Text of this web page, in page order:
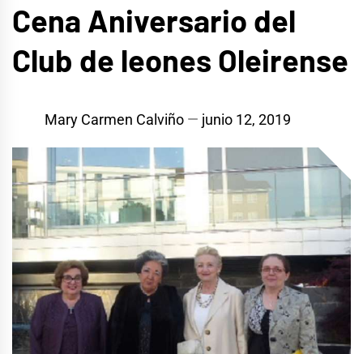
Cena Aniversario del
Club de leones Oleirense
Mary Carmen Calviño junio 12, 2019